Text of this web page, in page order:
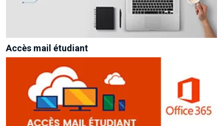
Accès mail étudiant